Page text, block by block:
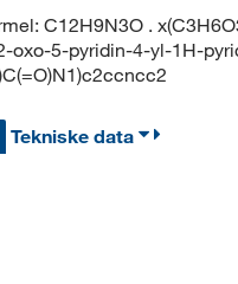
C12H9N3O .
oxo-5-pyridin-4-yl-1H-
Tekniske data